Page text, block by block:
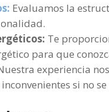
Evaluamos la
Te
para que
experiencia
si no